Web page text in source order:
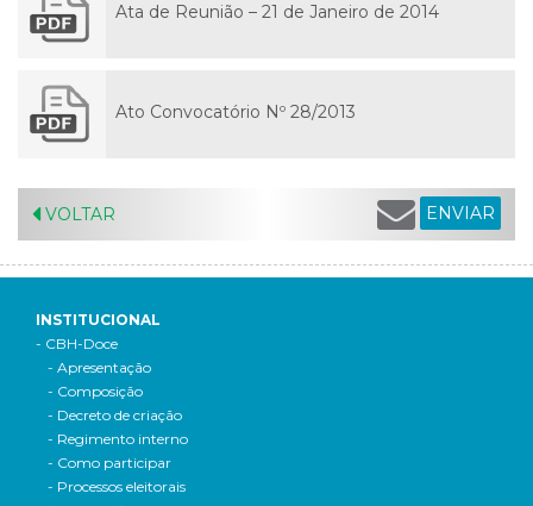
Ata de Reunião – 21 de Janeiro de 2014
Ato Convocatório Nº 28/2013
VOLTAR ENVIAR
INSTITUCIONAL
- CBH-Doce
- Apresentação
- Composição
- Decreto de criação
- Regimento interno
- Como participar
- Processos eleitorais